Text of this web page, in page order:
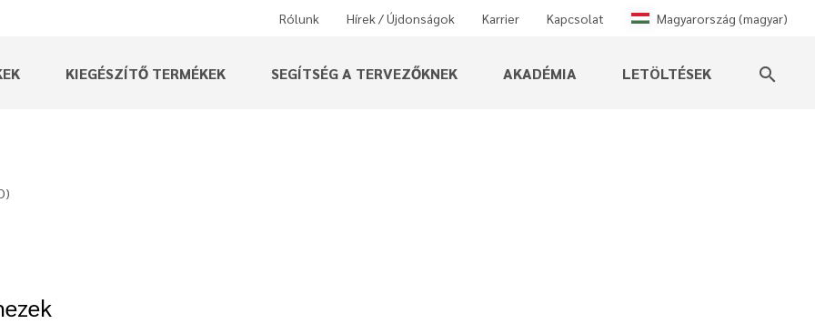
Rólunk Hírek / Újdonságok Karrier Kapcsolat Magyarország (magyar)
KIEGÉSZÍTŐ TERMÉKEK SEGÍTSÉG A TERVEZŐKNEK AKADÉMIA LETÖLTÉSEK search